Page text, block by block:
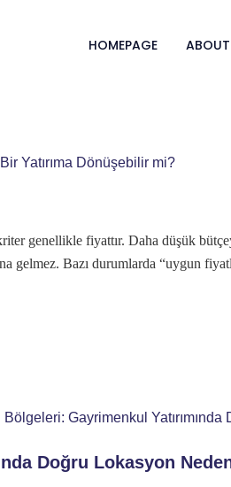
HOMEPAGE
genellikle fiyattır. Daha düşük
gelmez. Bazı durumlarda “uygun
Doğru Lokasyon